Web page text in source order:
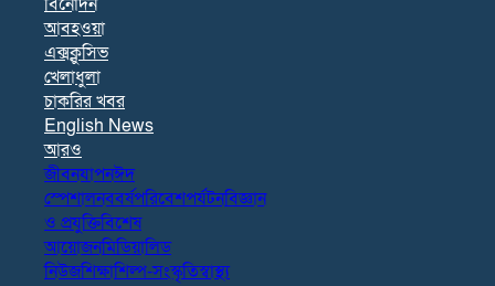
আবহওয়া
এক্সক্লুসিভ
খেলাধুলা
চাকরির খবর
English News
আরও
জীবনযাপনঈদ
স্পেশালনববর্ষপরিবেশপর্যটনবিজ্ঞান
ও প্রযুক্তিবিশেষ
আয়োজনমিডিয়ালিড
নিউজশিক্ষাশিল্প-সংস্কৃতিস্বাস্থ্য